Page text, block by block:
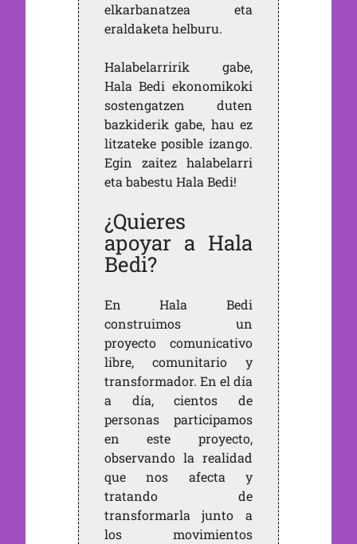
elkarbanatzea eta
eraldaketa helburu.
Halabelarririk gabe,
Hala Bedi ekonomikoki
sostengatzen duten
bazkiderik gabe, hau ez
litzateke posible izango.
Egin zaitez halabelarri
eta babestu Hala Bedi!
¿Quieres
apoyar a Hala
Bedi?
En Hala Bedi
construimos un
proyecto comunicativo
libre, comunitario y
transformador. En el día
a día, cientos de
personas participamos
en este proyecto,
observando la realidad
que nos afecta y
tratando de
transformarla junto a
los movimientos